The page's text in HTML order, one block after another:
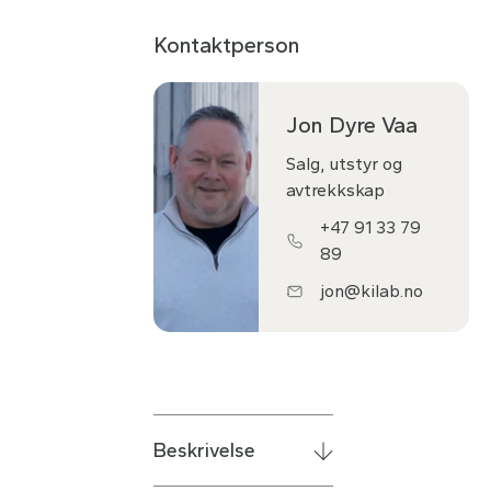
Kontaktperson
Jon Dyre Vaa
Salg, utstyr og
avtrekkskap
+47 91 33 79
89
jon@kilab.no
Beskrivelse